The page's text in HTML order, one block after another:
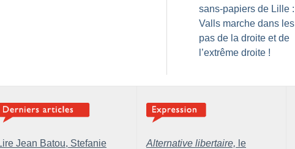
sans-papiers de Lille :
Valls marche dans les
pas de la droite et de
l’extrême droite !
Jean Batou, Stefanie
Alternative libertaire, le